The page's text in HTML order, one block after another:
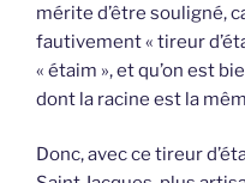
mérite d’être souligné,
fautivement « tireur
« étaim », et qu’on est
dont la racine est la
Donc, avec ce tireur